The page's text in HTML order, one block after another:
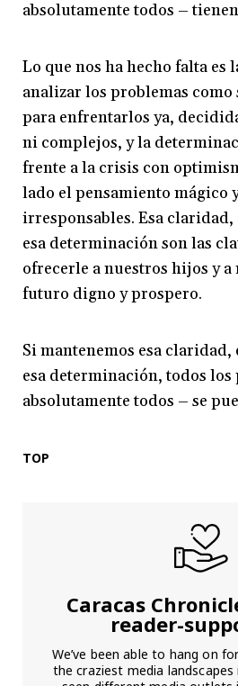
absolutamente todos –
Lo que nos ha hecho falta es
analizar los problemas
para enfrentarlos ya,
ni complejos, y la
frente a la crisis con
lado el pensamiento mágico
irresponsables. Esa
esa determinación son las
ofrecerle a nuestros hijos y
futuro digno y prospero.
Si mantenemos esa
esa determinación, todos
absolutamente todos – se
TOP
Caracas
reader-
We’ve been able to hang on
the craziest media landscapes